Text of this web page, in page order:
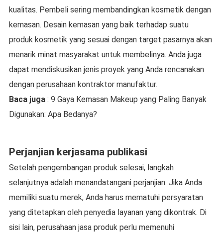
kualitas. Pembeli sering membandingkan kosmetik dengan
kemasan. Desain kemasan yang baik terhadap suatu
produk kosmetik yang sesuai dengan target pasarnya akan
menarik minat masyarakat untuk membelinya. Anda juga
dapat mendiskusikan jenis proyek yang Anda rencanakan
dengan perusahaan kontraktor manufaktur.
Baca juga: 9 Gaya Kemasan Makeup yang Paling Banyak
Digunakan: Apa Bedanya?
Perjanjian kerjasama publikasi
Setelah pengembangan produk selesai, langkah
selanjutnya adalah menandatangani perjanjian. Jika Anda
memiliki suatu merek, Anda harus mematuhi persyaratan
yang ditetapkan oleh penyedia layanan yang dikontrak. Di
sisi lain, perusahaan jasa produk perlu memenuhi